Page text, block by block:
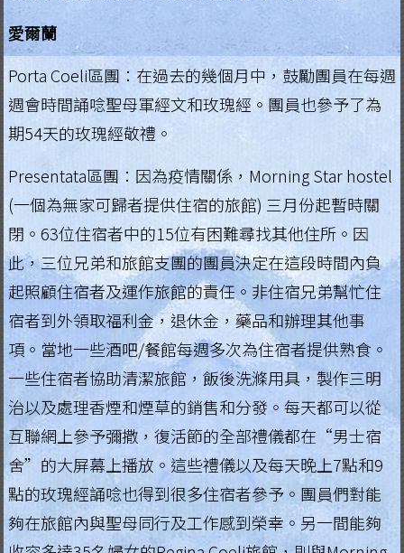
愛爾蘭
Porta Coeli區團：在過去的幾個月中，鼓勵團員在每週
週會時間誦唸聖母軍經文和玫瑰經。團員也參予了為
期54天的玫瑰經敬禮。
Presentata區團：因為疫情關係，Morning Star hostel
(一個為無家可歸者提供住宿的旅館) 三月份起暫時關
閉。63位住宿者中的15位有困難尋找其他住所。因
此，三位兄弟和旅館支團的團員決定在這段時間內負
起照顧住宿者及運作旅館的責任。非住宿兄弟幫忙住
宿者到外領取福利金，退休金，藥品和辦理其他事
項。當地一些酒吧/餐館每週多次為住宿者提供熟食。
一些住宿者協助清潔旅館，飯後洗滌用具，製作三明
治以及處理香煙和煙草的銷售和分發。每天都可以從
互聯網上參予彌撒，復活節的全部禮儀都在“男士宿
舍”的大屏幕上播放。這些禮儀以及每天晚上7點和9
點的玫瑰經誦唸也得到很多住宿者參予。團員們對能
夠在旅館內與聖母同行及工作感到榮幸。另一間能夠